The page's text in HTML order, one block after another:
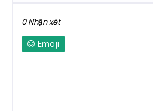
0 Nhận xét
Emoji